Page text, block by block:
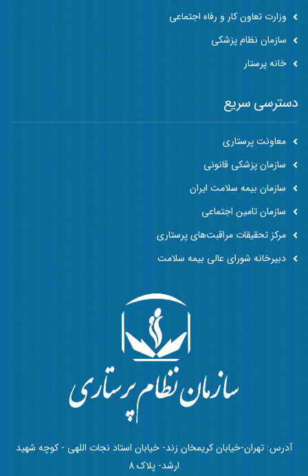
وزارت تعاون کار و رفاه اجتماعی
سازمان نظام پزشکی
خانه پرستار
آدرس: تهران-خیابان کریمخان زند- خیابان استاد نجات اللهی - کوچه شهید
ارشد- پلاک 8
دسترسی سریع
معاونت پرستاری
سازمان پزشکی قانونی
سازمان بیمه سلامت ایران
سازمان تامین اجتماعی
مرکز تحقیقات مراقبت‌های پرستاری
دبیرخانه شورای عالی بیمه سلامت